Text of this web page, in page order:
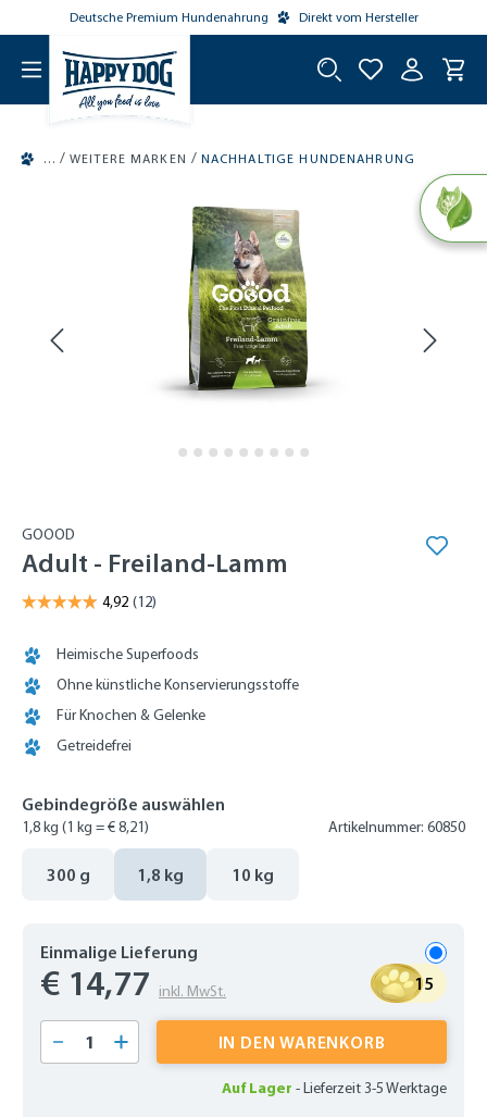
springen
Deutsche Premium Hundenahrung Direkt vom Hersteller
/ WEITERE MARKEN / NACHHALTIGE HUNDENAHRUNG
GOOOD
Adult - Freiland-Lamm
Heimische Superfoods
Ohne künstliche Konservierungsstoffe
Für Knochen & Gelenke
Getreidefrei
Gebindegröße auswählen
1,8 kg (1 kg = € 8,21) Artikelnummer: 60850
300 g 1,8 kg 10 kg
Einmalige Lieferung
€ 14,77 inkl. MwSt. 15
Produkt Anzahl: Gib den gewünschten
IN DEN WARENKORB
Auf Lager -Lieferzeit 3-5 Werktage